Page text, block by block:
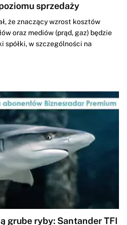
sprzedaży
że znaczący wzrost kosztów
oraz mediów (prąd, gaz) będzie
spółki, w szczególności na
grube ryby: Santander TFI